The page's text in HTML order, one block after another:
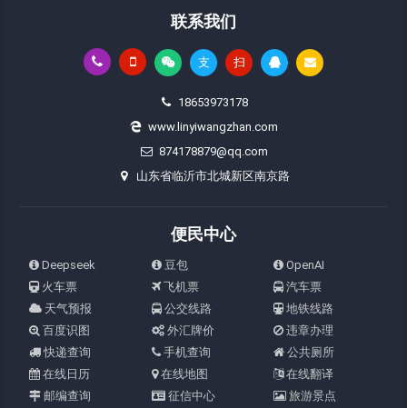
联系我们
支 扫
18653973178
www.linyiwangzhan.com
874178879@qq.com
山东省临沂市北城新区南京路
便民中心
Deepseek 豆包
OpenAI
火车票
飞机票
汽车票
天气预报
公交线路
地铁线路
百度识图
外汇牌价
违章办理
快递查询
手机查询
公共厕所
在线日历
在线地图
在线翻译
邮编查询
征信中心
旅游景点